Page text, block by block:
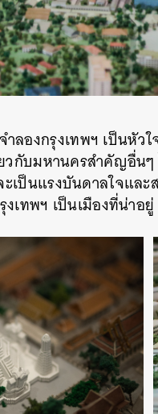
ลองกรุงเทพฯ เป็นหัว
กับมหานครสำคัญอื่น
ป็นแรงบันดาลใจแล
เทพฯ เป็นเมืองที่น่าอยู่